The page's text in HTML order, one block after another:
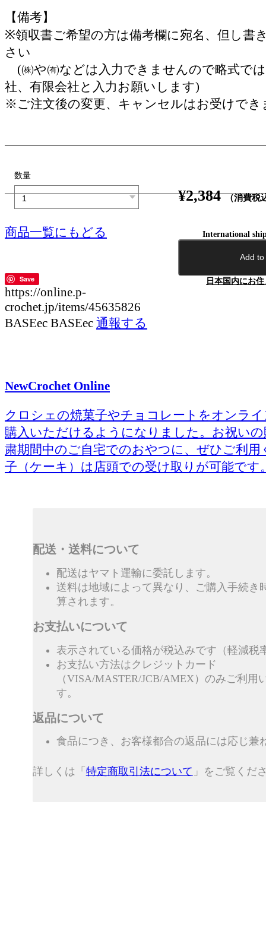
【備考】
※領収書ご希望の方は備考欄に宛名、但し書
さい
(㈱や㈲などは入力できませんので略式で
社、有限会社と入力お願いします)
※ご注文後の変更、キャンセルはお受けでき
数量
¥2,384（消費税
International
Add to
日本国内にお
商品一覧にもどる
Save
https://online.p-
crochet.jp/items/45635826
BASEec BASEec 通報する
NewCrochet Online
クロシェの焼菓子やチョコレートをオンラ
購入いただけるようになりました。お祝い
粛期間中のご自宅でのおやつに、ぜひご利用
子（ケーキ）は店頭での受け取りが可能です
配送・送料について
配送はヤマト運輸に委託します。
送料は地域によって異なり、ご購入手続き
算されます。
お支払いについて
表示されている価格が税込みです（軽減税
お支払い方法はクレジットカード
（VISA/MASTER/JCB/AMEX）のみご利用
す。
返品について
食品につき、お客様都合の返品には応じ兼
詳しくは「 特定商取引法について 」をご覧くだ